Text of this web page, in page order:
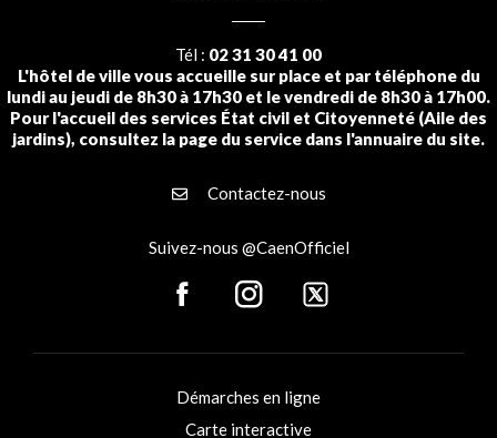
Tél : 02 31 30 41 00
L'hôtel de ville vous accueille sur place et par téléphone du
lundi au jeudi de 8h30 à 17h30 et le vendredi de 8h30 à 17h00.
Pour l'accueil des services État civil et Citoyenneté (Aile des
jardins), consultez la page du service dans l'annuaire du site.
Contactez-nous
Suivez-nous @CaenOfficiel
Démarches en ligne
Carte interactive